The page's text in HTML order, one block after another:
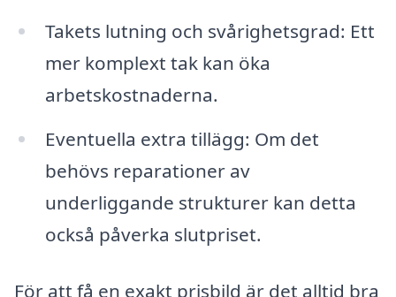
Takets lutning och svårighetsgrad: Ett
mer komplext tak kan öka
arbetskostnaderna.
Eventuella extra tillägg: Om det
behövs reparationer av
underliggande strukturer kan detta
också påverka slutpriset.
För att få en exakt prisbild är det alltid bra